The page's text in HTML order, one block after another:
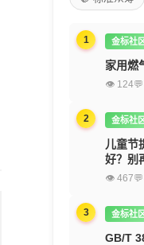
1 金标社
家用燃
👁 124
2 金标社
儿童节
好？别
👁 467
3 金标社
GB/T